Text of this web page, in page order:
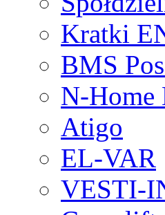
Kratki
BMS
N-Home
Atigo
EL-VAR
VESTI-